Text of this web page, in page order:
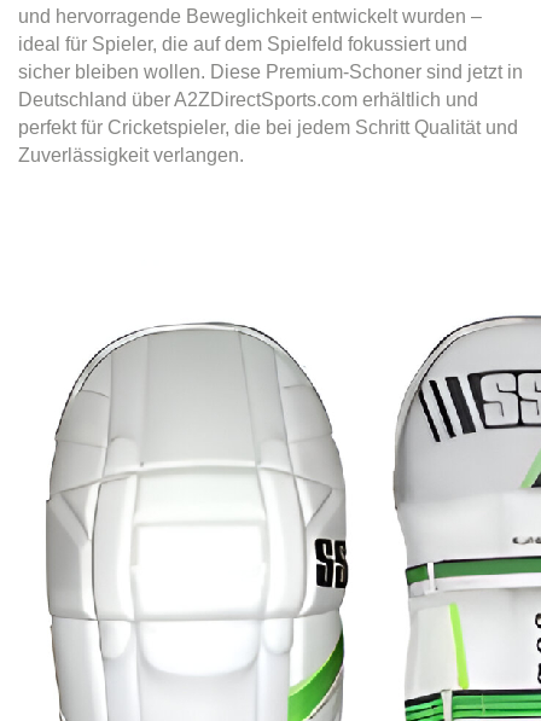
und hervorragende Beweglichkeit entwickelt wurden –
ideal für Spieler, die auf dem Spielfeld fokussiert und
sicher bleiben wollen. Diese Premium-Schoner sind jetzt in
Deutschland über A2ZDirectSports.com erhältlich und
perfekt für Cricketspieler, die bei jedem Schritt Qualität und
Zuverlässigkeit verlangen.